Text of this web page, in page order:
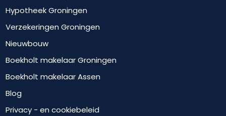
Hypotheek Groningen
Verzekeringen Groningen
Nieuwbouw
Boekholt makelaar Groningen
Boekholt makelaar Assen
Blog
Privacy - en cookiebeleid